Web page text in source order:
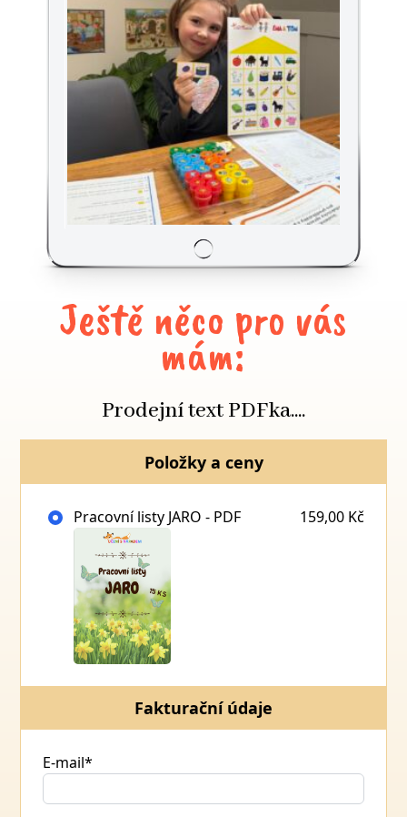
Ještě něco pro vás
mám:
Prodejní text PDFka....
Položky a ceny
Pracovní listy JARO - PDF 159,00 Kč
Fakturační údaje
E-mail*